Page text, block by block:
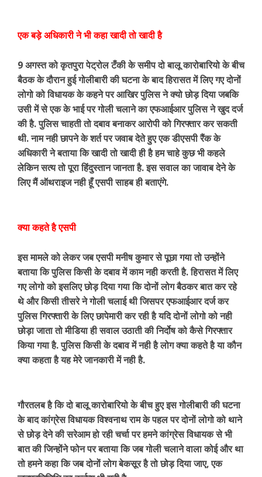
एक बड़े अधिकारी ने भी कहा खादी तो खादी है
9 अगस्त को कृतपुरा पेट्रोल टँकी के समीप दो बालू कारोबारियो के बीच
बैठक के दौरान हुई गोलीबारी की घटना के बाद हिरासत में लिए गए दोनों
लोगो को विधायक के कहने पर आखिर पुलिस ने क्यो छोड़ दिया जबकि
उसी में से एक के भाई पर गोली चलाने का एफआईआर पुलिस ने खुद दर्ज
की है. पुलिस चाहती तो दबाव बनाकर आरोपी को गिरफ्तार कर सकती
थी. नाम नही छापने के शर्त पर जवाब देते हुए एक डीएसपी रैंक के
अधिकारी ने बताया कि खादी तो खादी ही है हम चाहे कुछ भी कहले
लेकिन सत्य तो पूरा हिंदुस्तान जानता है. इस सवाल का जावाब देने के
लिए मैं ऑथराइज नही हूँ एसपी साहब ही बताएंगे.
क्या कहते है एसपी
इस मामले को लेकर जब एसपी मनीष कुमार से पूछा गया तो उन्होंने
बताया कि पुलिस किसी के दबाव में काम नही करती है. हिरासत में लिए
गए लोगो को इसलिए छोड़ दिया गया कि दोनों लोग बैठकर बात कर रहे
थे और किसी तीसरे ने गोली चलाई थी जिसपर एफआईआर दर्ज कर
पुलिस गिरफ्तारी के लिए छापेमारी कर रही है यदि दोनों लोगो को नही
छोड़ा जाता तो मीडिया ही सवाल उठाती की निर्दोष को कैसे गिरफ्तार
किया गया है. पुलिस किसी के दबाव में नही है लोग क्या कहते है या कौन
क्या कहता है यह मेरे जानकारी में नही है.
गौरतलब है कि दो बालू कारोबारियो के बीच हुए इस गोलीबारी की घटना
के बाद कांग्रेस विधायक विश्वनाथ राम के पहल पर दोनों लोगो को थाने
से छोड़ देने की सरेआम हो रही चर्चा पर हमने कांग्रेस विधायक से भी
बात की जिन्होंने फोन पर बताया कि जब गोली चलाने वाला कोई और था
तो हमने कहा कि जब दोनों लोग बेकसूर है तो छोड़ दिया जाए, एक